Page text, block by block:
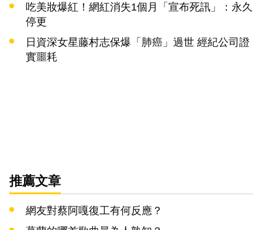
吃美妝爆紅！網紅消失1個月「宣布死訊」：永久
停更
日資深女星藤村志保爆「肺癌」過世 經紀公司證
實噩耗
推薦文章
網友對蔡阿嘎復工有何反應？